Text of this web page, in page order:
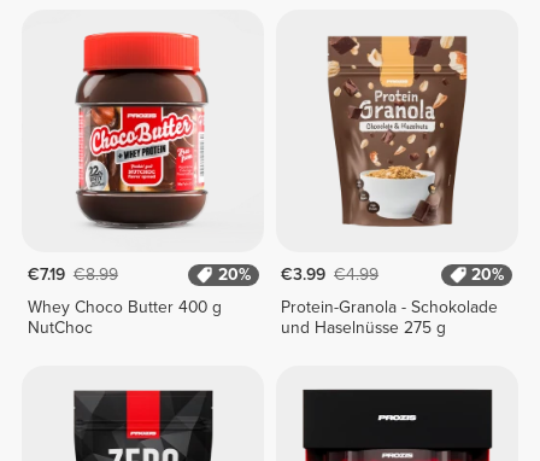
€7.19 €8.99
20%
Whey Choco Butter 400 g
NutChoc
€3.99 €4.99
20%
Protein-Granola - Schokolade
und Haselnüsse 275 g